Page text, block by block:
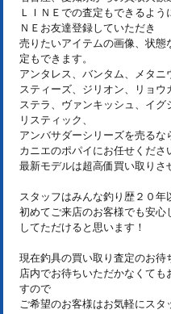
ＬＩＮＥでの査定もできるよ
ＮＥお友達登録していただき
売りたいアイテムの画像、状
定もできます。
アンタレス、バンタム、メタニ
スティーズ、ジリオン、リョウ
ステラ、ヴァンキッシュ、イ
リスティック、
アンバサダーシリーズを売るな
カニエのポパイにお任せくださ
最新モデルは超高価買い取りさ
スタッフはみんな釣り歴２０
初めてご来店のお客様でも安
してただけると思います！
現在釣具の買い取り査定のお待
店内でお待ちいただかなくて
すので
ご希望のお客様はお気軽にスタ